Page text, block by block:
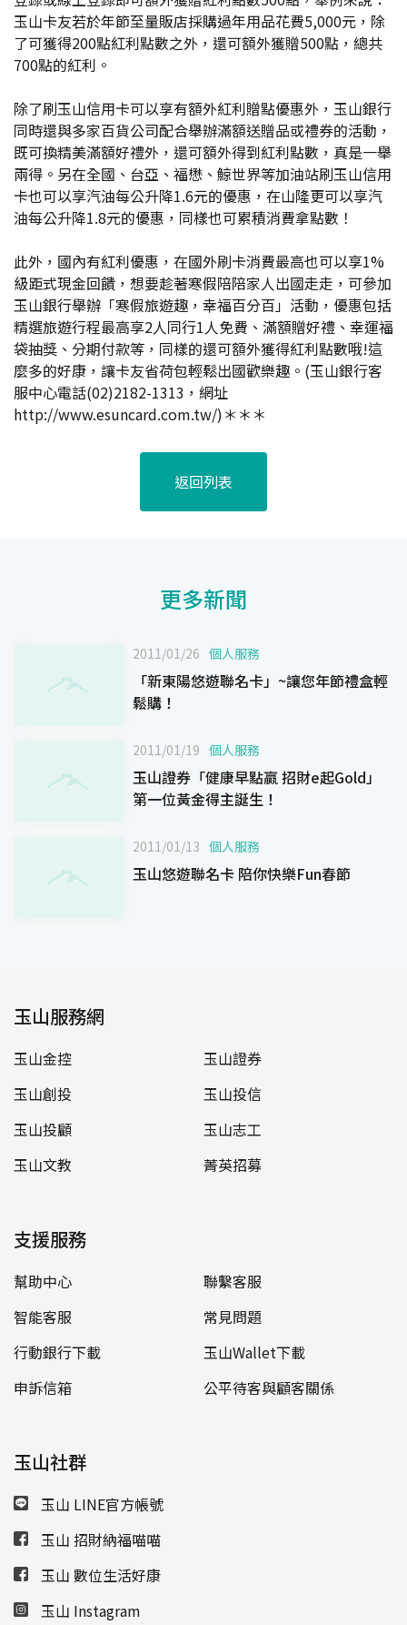
玉山卡友若於年節至量販店採購過年用品花費5,000元，除
了可獲得200點紅利點數之外，還可額外獲贈500點，總共
700點的紅利。
除了刷玉山信用卡可以享有額外紅利贈點優惠外，玉山銀行
同時還與多家百貨公司配合舉辦滿額送贈品或禮券的活動，
既可換精美滿額好禮外，還可額外得到紅利點數，真是一舉
兩得。另在全國、台亞、福懋、鯨世界等加油站刷玉山信用
卡也可以享汽油每公升降1.6元的優惠，在山隆更可以享汽
油每公升降1.8元的優惠，同樣也可累積消費拿點數！
此外，國內有紅利優惠，在國外刷卡消費最高也可以享1%
級距式現金回饋，想要趁著寒假陪陪家人出國走走，可參加
玉山銀行舉辦「寒假旅遊趣，幸福百分百」活動，優惠包括
精選旅遊行程最高享2人同行1人免費、滿額贈好禮、幸運福
袋抽獎、分期付款等，同樣的還可額外獲得紅利點數哦!這
麼多的好康，讓卡友省荷包輕鬆出國歡樂趣。(玉山銀行客
服中心電話(02)2182-1313，網址
http://www.esuncard.com.tw/)＊＊＊
返回列表
更多新聞
2011/01/26 個人服務
「新東陽悠遊聯名卡」~讓您年節禮盒輕
鬆購！
2011/01/19 個人服務
玉山證券「健康早點贏 招財e起Gold」
第一位黃金得主誕生！
2011/01/13 個人服務
玉山悠遊聯名卡 陪你快樂Fun春節
玉山服務網
玉山金控
玉山證券
玉山創投
玉山投信
玉山投顧
玉山志工
玉山文教
菁英招募
支援服務
幫助中心
聯繫客服
智能客服
常見問題
行動銀行下載
玉山Wallet下載
申訴信箱
公平待客與顧客關係
玉山社群
玉山 LINE官方帳號
玉山 招財納福喵喵
玉山 數位生活好康
玉山 Instagram